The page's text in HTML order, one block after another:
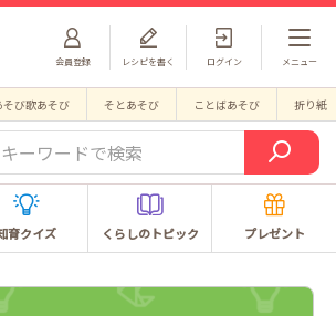
会員登録 ログイン
レシピを書く メニュー
そび歌あそび そとあそび ことばあそび 折り紙
育クイズ くらしのトピック プレゼント